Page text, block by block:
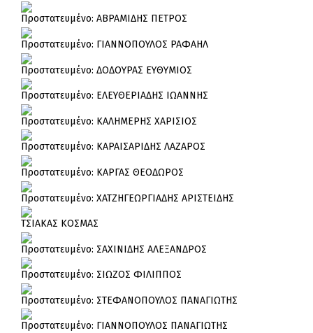
Πρoστατευμένο: ΑΒΡΑΜΙΔΗΣ ΠΕΤΡΟΣ
Πρoστατευμένο: ΓΙΑΝΝΟΠΟΥΛΟΣ ΡΑΦΑΗΛ
Πρoστατευμένο: ΔΟΔΟΥΡΑΣ ΕΥΘΥΜΙΟΣ
Πρoστατευμένο: ΕΛΕΥΘΕΡΙΑΔΗΣ ΙΩΑΝΝΗΣ
Πρoστατευμένο: ΚΑΛΗΜΕΡΗΣ ΧΑΡΙΣΙΟΣ
Πρoστατευμένο: ΚΑΡΑΙΣΑΡΙΔΗΣ ΛΑΖΑΡΟΣ
Πρoστατευμένο: ΚΑΡΓΑΣ ΘΕΟΔΩΡΟΣ
Πρoστατευμένο: ΧΑΤΖΗΓΕΩΡΓΙΑΔΗΣ ΑΡΙΣΤΕΙΔΗΣ
ΤΣΙΑΚΑΣ ΚΟΣΜΑΣ
Πρoστατευμένο: ΣΑΧΙΝΙΔΗΣ ΑΛΕΞΑΝΔΡΟΣ
Πρoστατευμένο: ΣΙΩΖΟΣ ΦΙΛΙΠΠΟΣ
Πρoστατευμένο: ΣΤΕΦΑΝΟΠΟΥΛΟΣ ΠΑΝΑΓΙΩΤΗΣ
Πρoστατευμένο: ΓΙΑΝΝΟΠΟΥΛΟΣ ΠΑΝΑΓΙΩΤΗΣ